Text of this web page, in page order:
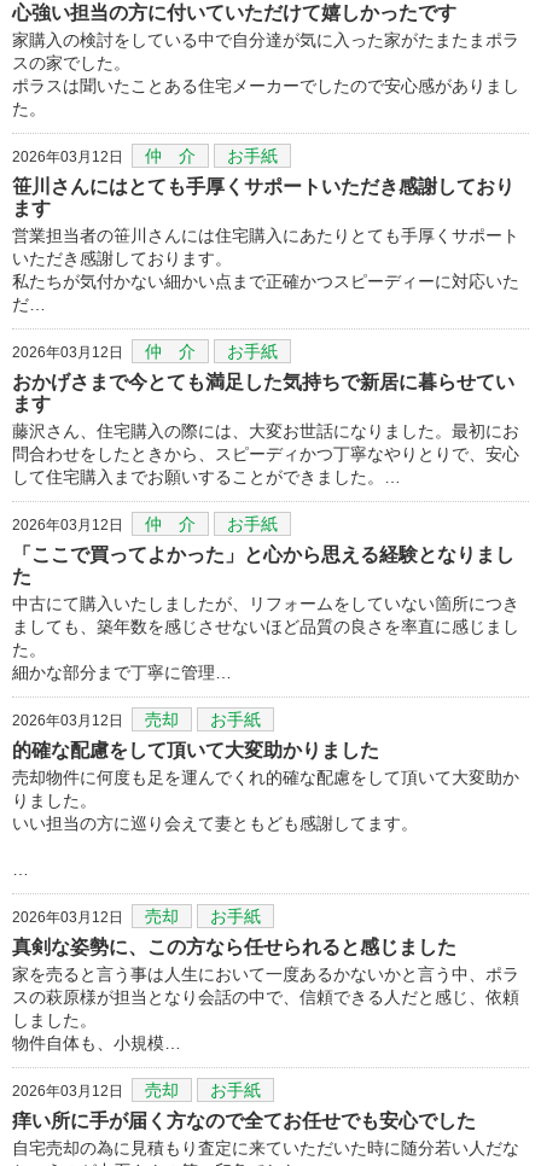
心強い担当の方に付いていただけて嬉しかったです
家購入の検討をしている中で自分達が気に入った家がたまたまポラ
スの家でした。
ポラスは聞いたことある住宅メーカーでしたので安心感がありまし
た。
2026年03月12日 仲 介 お手紙
笹川さんにはとても手厚くサポートいただき感謝しており
ます
営業担当者の笹川さんには住宅購入にあたりとても手厚くサポート
いただき感謝しております。
私たちが気付かない細かい点まで正確かつスピーディーに対応いた
だ…
2026年03月12日 仲 介 お手紙
おかげさまで今とても満足した気持ちで新居に暮らせてい
ます
藤沢さん、住宅購入の際には、大変お世話になりました。最初にお
問合わせをしたときから、スピーディかつ丁寧なやりとりで、安心
して住宅購入までお願いすることができました。…
2026年03月12日 仲 介 お手紙
「ここで買ってよかった」と心から思える経験となりまし
た
中古にて購入いたしましたが、リフォームをしていない箇所につき
ましても、築年数を感じさせないほど品質の良さを率直に感じまし
た。
細かな部分まで丁寧に管理…
2026年03月12日 売却 お手紙
的確な配慮をして頂いて大変助かりました
売却物件に何度も足を運んでくれ的確な配慮をして頂いて大変助か
りました。
いい担当の方に巡り会えて妻ともども感謝してます。
2026年03月12日 売却 お手紙
真剣な姿勢に、この方なら任せられると感じました
家を売ると言う事は人生において一度あるかないかと言う中、ポラ
スの萩原様が担当となり会話の中で、信頼できる人だと感じ、依頼
しました。
物件自体も、小規模…
2026年03月12日 売却 お手紙
痒い所に手が届く方なので全てお任せでも安心でした
自宅売却の為に見積もり査定に来ていただいた時に随分若い人だな